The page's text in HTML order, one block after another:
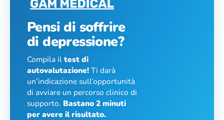
Pensi di soffrire
di depressione?
Compila iltest di
autovalutazione!Ti darà
un’indicazione sull’opportunità
di avviare un percorso clinico di
supporto. Bastano 2 minuti
per avere il risultato.